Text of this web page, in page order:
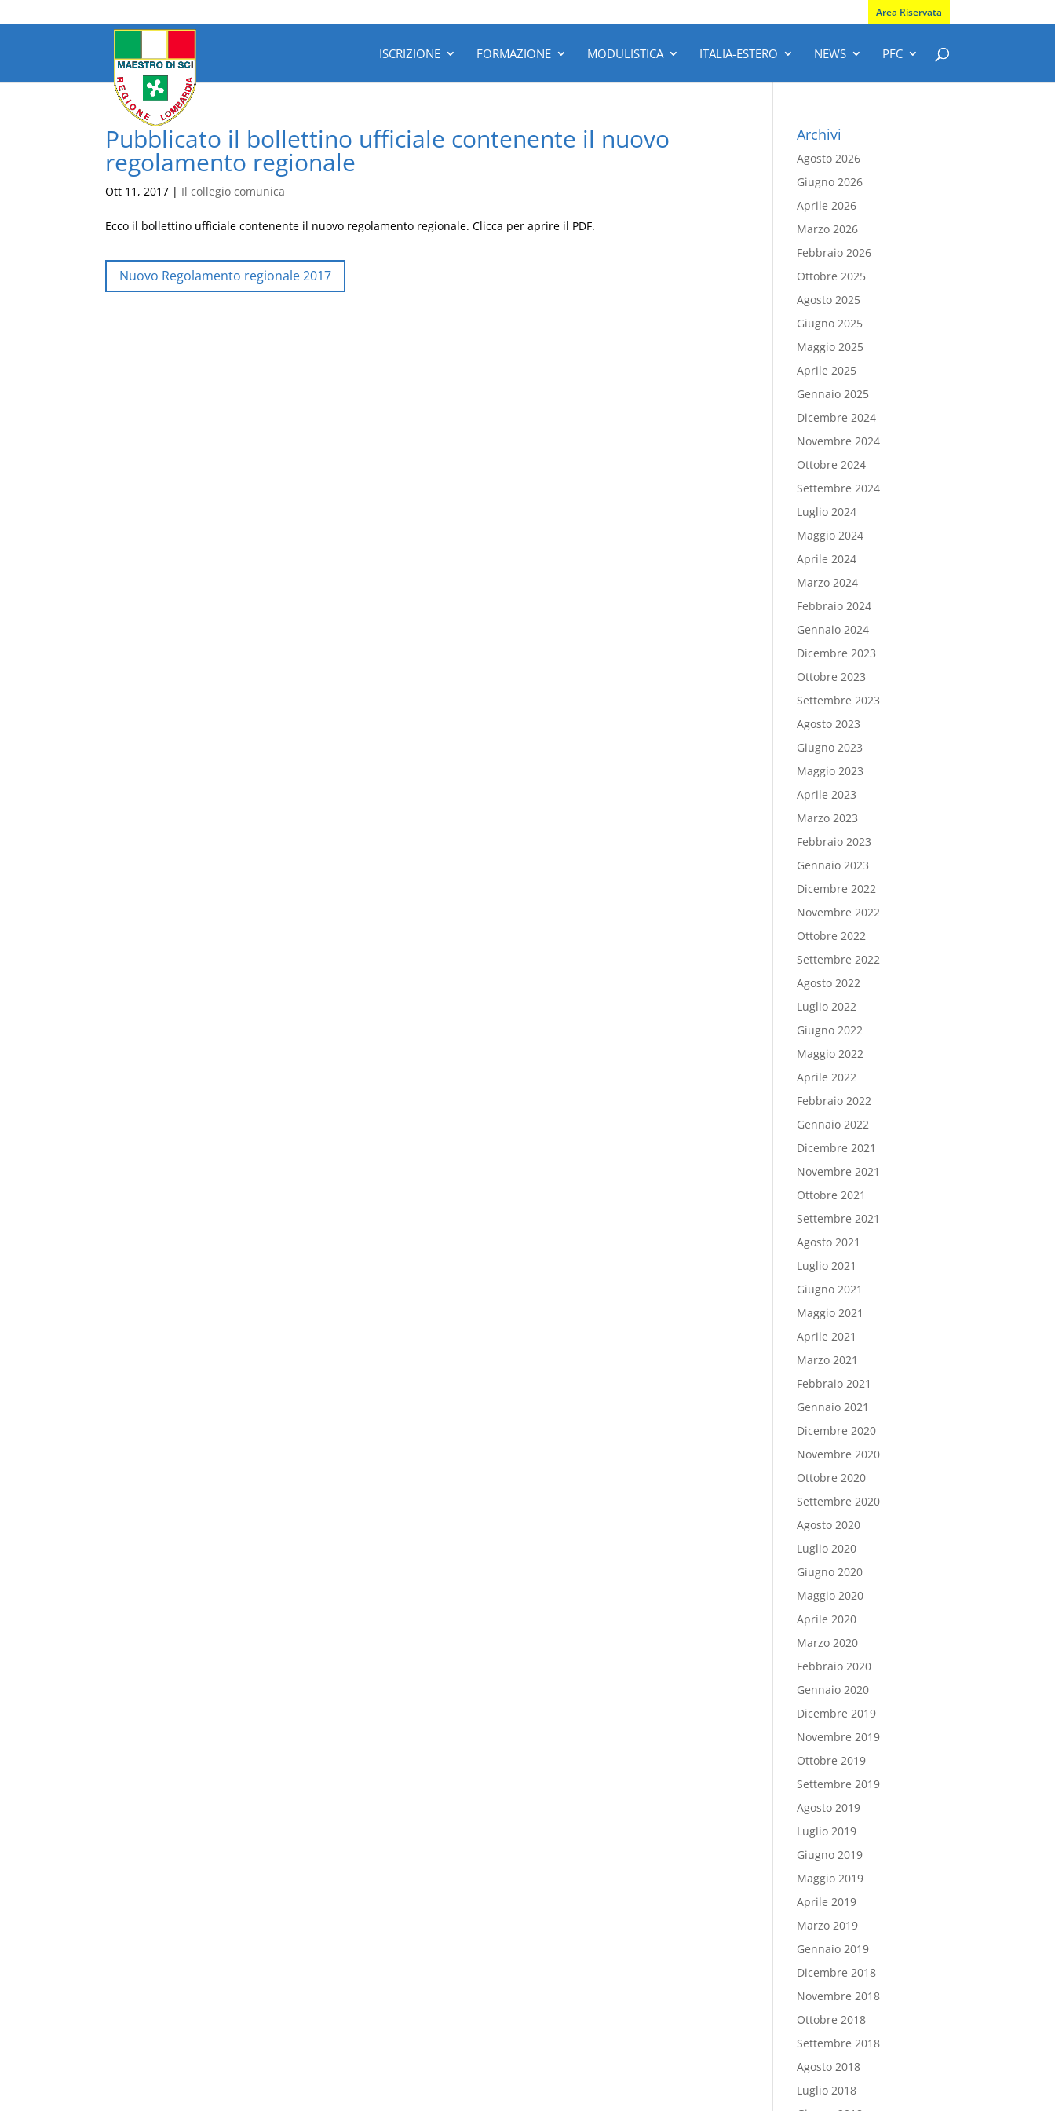
Area Riservata
ISCRIZIONE FORMAZIONE MODULISTICA ITALIA-ESTERO NEWS PFC
Pubblicato il bollettino ufficiale contenente il nuovo
regolamento regionale
Ott 11, 2017 | Il collegio comunica
Ecco il bollettino ufficiale contenente il nuovo regolamento regionale. Clicca per aprire il PDF.
Nuovo Regolamento regionale 2017
Archivi
Agosto 2026
Giugno 2026
Aprile 2026
Marzo 2026
Febbraio 2026
Ottobre 2025
Agosto 2025
Giugno 2025
Maggio 2025
Aprile 2025
Gennaio 2025
Dicembre 2024
Novembre 2024
Ottobre 2024
Settembre 2024
Luglio 2024
Maggio 2024
Aprile 2024
Marzo 2024
Febbraio 2024
Gennaio 2024
Dicembre 2023
Ottobre 2023
Settembre 2023
Agosto 2023
Giugno 2023
Maggio 2023
Aprile 2023
Marzo 2023
Febbraio 2023
Gennaio 2023
Dicembre 2022
Novembre 2022
Ottobre 2022
Settembre 2022
Agosto 2022
Luglio 2022
Giugno 2022
Maggio 2022
Aprile 2022
Febbraio 2022
Gennaio 2022
Dicembre 2021
Novembre 2021
Ottobre 2021
Settembre 2021
Agosto 2021
Luglio 2021
Giugno 2021
Maggio 2021
Aprile 2021
Marzo 2021
Febbraio 2021
Gennaio 2021
Dicembre 2020
Novembre 2020
Ottobre 2020
Settembre 2020
Agosto 2020
Luglio 2020
Giugno 2020
Maggio 2020
Aprile 2020
Marzo 2020
Febbraio 2020
Gennaio 2020
Dicembre 2019
Novembre 2019
Ottobre 2019
Settembre 2019
Agosto 2019
Luglio 2019
Giugno 2019
Maggio 2019
Aprile 2019
Marzo 2019
Gennaio 2019
Dicembre 2018
Novembre 2018
Ottobre 2018
Settembre 2018
Agosto 2018
Luglio 2018